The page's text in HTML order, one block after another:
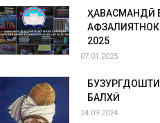
ҲАВАСМАНДӢ
2025
07.01.2025
БАЛХӢ
24.09.2024